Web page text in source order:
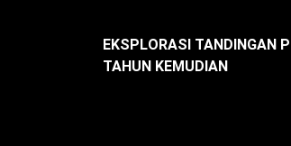
EKSPLORASI TANDINGAN
TAHUN KEMUDIAN